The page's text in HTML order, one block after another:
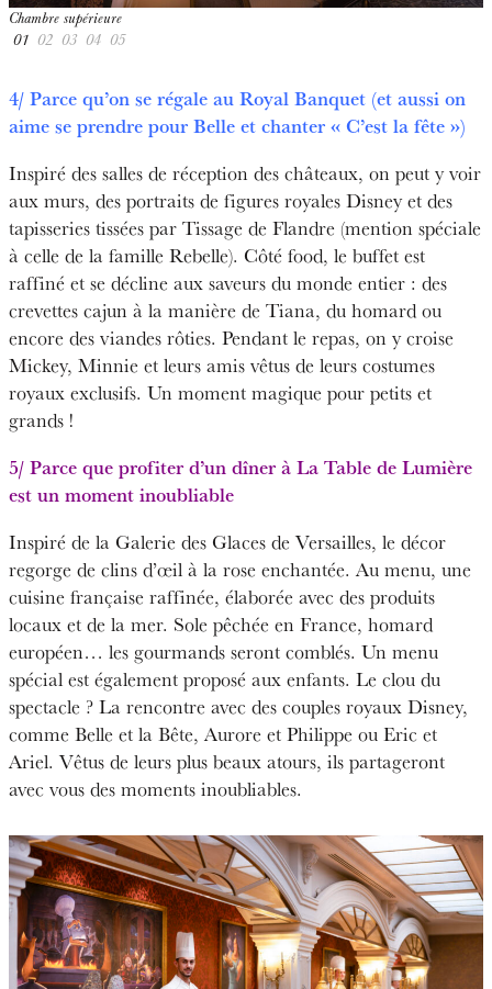
Chambre supérieure
01 02 03 04 05
4/ Parce qu’on se régale au Royal Banquet (et aussi on
aime se prendre pour Belle et chanter « C’est la fête »)
Inspiré des salles de réception des châteaux, on peut y voir
aux murs, des portraits de figures royales Disney et des
tapisseries tissées par Tissage de Flandre (mention spéciale
à celle de la famille Rebelle). Côté food, le buffet est
raffiné et se décline aux saveurs du monde entier : des
crevettes cajun à la manière de Tiana, du homard ou
encore des viandes rôties. Pendant le repas, on y croise
Mickey, Minnie et leurs amis vêtus de leurs costumes
royaux exclusifs. Un moment magique pour petits et
grands !
5/ Parce que profiter d’un dîner à La Table de Lumière
est un moment inoubliable
Inspiré de la Galerie des Glaces de Versailles, le décor
regorge de clins d’œil à la rose enchantée. Au menu, une
cuisine française raffinée, élaborée avec des produits
locaux et de la mer. Sole pêchée en France, homard
européen… les gourmands seront comblés. Un menu
spécial est également proposé aux enfants. Le clou du
spectacle ? La rencontre avec des couples royaux Disney,
comme Belle et la Bête, Aurore et Philippe ou Eric et
Ariel. Vêtus de leurs plus beaux atours, ils partageront
avec vous des moments inoubliables.